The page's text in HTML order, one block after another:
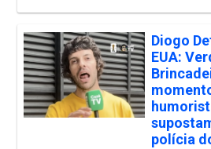
Diogo
EUA:
polícia